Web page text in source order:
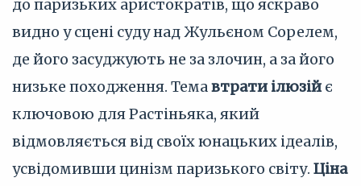
до паризьких аристократів, що яскраво
видно у сцені суду над Жульєном Сорелем,
де його засуджують не за злочин, а за його
низьке походження. Темавтрати ілюзійє
ключовою для Растіньяка, який
відмовляється від своїх юнацьких ідеалів,
усвідомивши цинізм паризького світу. Ціна